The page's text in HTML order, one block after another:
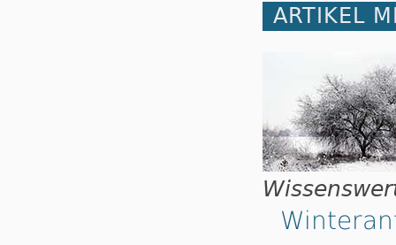
ARTIKEL